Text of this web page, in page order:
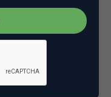
originele